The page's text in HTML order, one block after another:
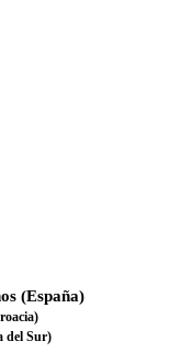
(España)
del Sur)